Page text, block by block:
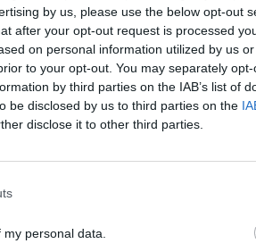
by us, please use the below opt-out
after your opt-out request is processed
on personal information utilized by us
to your opt-out. You may separately
by third parties on the IAB’s list of
be disclosed by us to third parties on the
disclose it to other third parties.
personal data.